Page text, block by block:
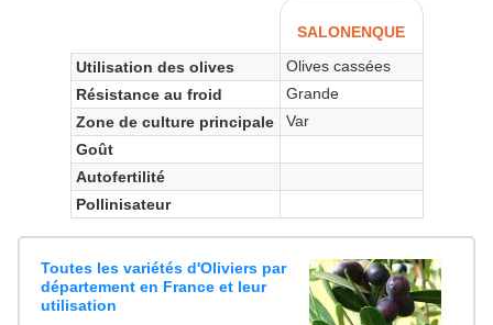
SALONENQUE
Utilisation des olives
Olives cassées
Résistance au froid
Grande
Zone de culture principale
Var
Goût
Autofertilité
Pollinisateur
Toutes les variétés d'Oliviers par
département en France et leur
utilisation